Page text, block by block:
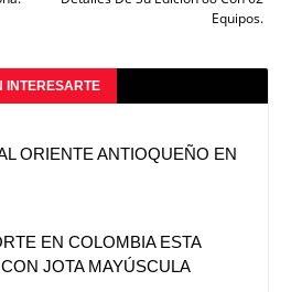
Equipos.
INTERESARTE
ORIENTE ANTIOQUEÑO EN
EN COLOMBIA ESTA
JOTA MAYÚSCULA